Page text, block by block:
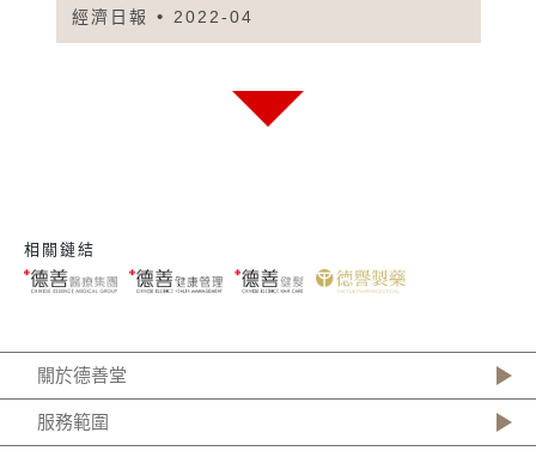
經濟日報 2022-04
相關鏈結
關於德善堂
服務範圍